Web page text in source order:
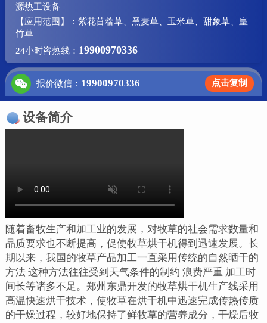
源热工设备
【应用范围】：紫花苜蓿草、黑麦草、玉米草、甜象草、皇
竹草
24小时咨热线： 19900970336
报价微信： 19900970336 点击复制
设备简介
随着畜牧生产和加工业的发展，对牧草的社会需求数量和
品质要求也不断提高，促使牧草烘干机得到迅速发展。长
期以来，我国的牧草产品加工一直采用传统的自然晒干的
方法 这种方法往往受到天气条件的制约 浪费严重 加工时
间长等诸多不足。郑州东鼎开发的牧草烘干机生产线采用
高温快速烘干技术，使牧草在烘干机中迅速完成传热传质
的干燥过程，较好地保持了鲜牧草的营养成分，干燥后牧